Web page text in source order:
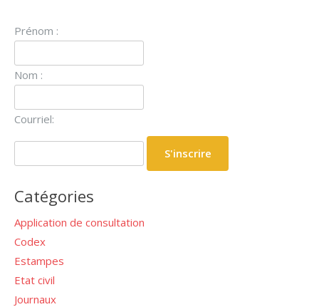
Prénom :
Nom :
Courriel:
Catégories
Application de consultation
Codex
Estampes
Etat civil
Journaux